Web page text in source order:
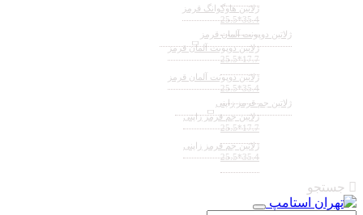
ژلاتین هاوگوانگ قرمز
35.4*25.5
ژلاتین دوپونت آلمان قرمز
ژلاتین دوپونت آلمان قرمز
17.7*25.5
ژلاتین دوپونت آلمان قرمز
35.4*25.5
ژلاتین جم قرمز زاپنی
ژلاتین جم قرمز زاپنی
17.7*25.5
ژلاتین جم قرمز زاپنی
35.4*25.5
جستجو